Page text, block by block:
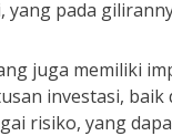
pada
juga memiliki
investasi,
risiko, yang